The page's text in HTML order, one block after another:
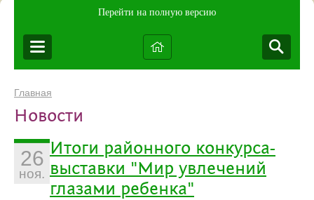
Перейти на полную версию
Главная
Новости
26
ноя.
Итоги районного конкурса-
выставки "Мир увлечений
глазами ребенка"